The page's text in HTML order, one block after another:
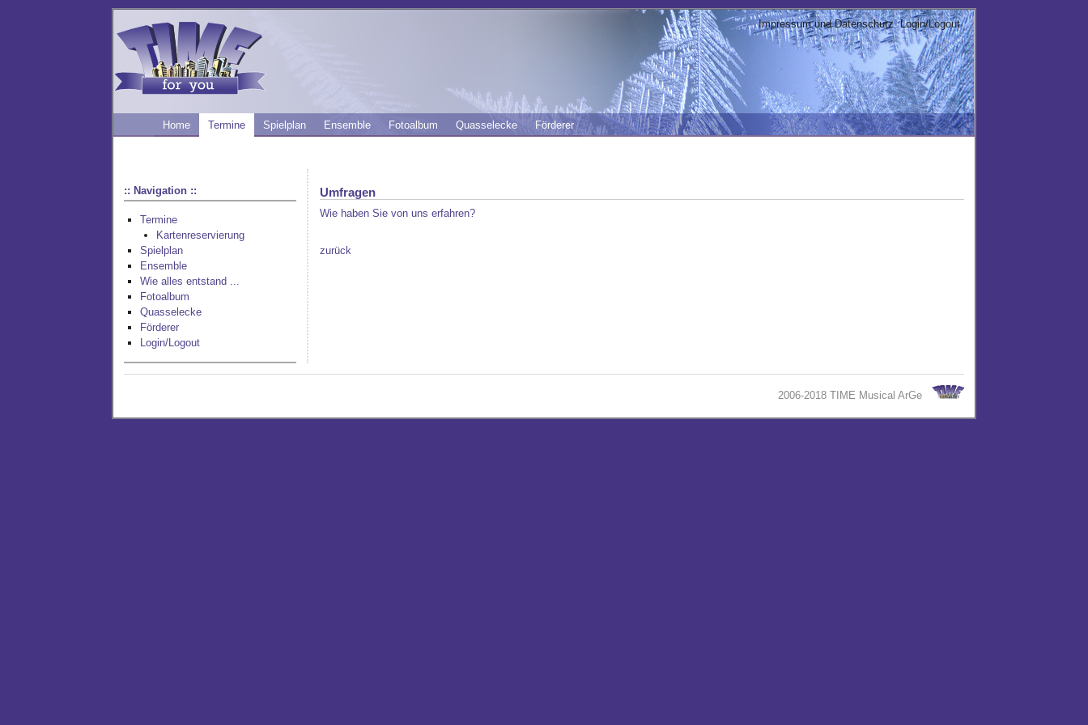
Impressum und Datenschutz Login/Logout
Home Termine Spielplan Ensemble Fotoalbum Quasselecke Förderer
:: Navigation ::
Termine
Kartenreservierung
Spielplan
Ensemble
Wie alles entstand ...
Fotoalbum
Quasselecke
Förderer
Login/Logout
Umfragen
Wie haben Sie von uns erfahren?
zurück
2006-2018 TIME Musical ArGe